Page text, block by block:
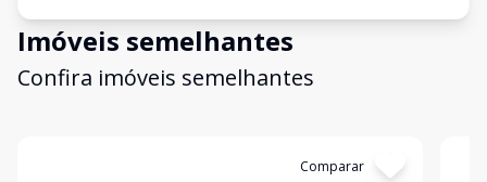
Imóveis semelhantes
Confira imóveis semelhantes
Comparar